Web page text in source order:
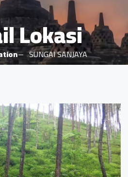
Lokasi
SUNGAI SANJAYA